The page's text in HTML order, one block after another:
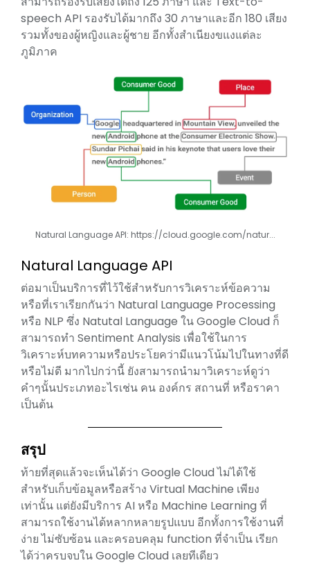
speech API รองรับได้มากถึง 30 ภาษาและอีก 180 เสียง
รวมทั้งของผู้หญิงและผู้ชาย อีกทั้งสำเนียงขแงแต่ละ
ภูมิภาค
Natural Language API: https://cloud.google.com/natur...
Natural Language API
ต่อมาเป็นบริการที่ไว้ใช้สำหรับการวิเคราะห์ข้อความ
หรือที่เราเรียกกันว่า Natural Language Processing
หรือ NLP ซึ่ง Natutal Language ใน Google Cloud ก็
สามารถทำ Sentiment Analysis เพื่อใช้ในการ
วิเคราะห์บทความหรือประโยคว่ามีแนวโน้มไปในทางที่ดี
หรือไม่ดี มากไปกว่านี้ ยังสามารถนำมาวิเคราะห์ดูว่า
คำๆนั้นประเภทอะไรเช่น คน องค์กร สถานที่ หรือราคา
เป็นต้น
สรุป
ท้ายที่สุดแล้วจะเห็นได้ว่า Google Cloud ไม่ได้ใช้
สำหรับเก็บข้อมูลหรือสร้าง Virtual Machine เพียง
เท่านั้น แต่ยังมีบริการ AI หรือ Machine Learning ที่
สามารถใช้งานได้หลากหลายรูปแบบ อีกทั้งการใช้งานที่
ง่าย ไม่ซับซ้อน และครอบคลุม function ที่จำเป็น เรียก
ได้ว่าครบจบใน Google Cloud เลยทีเดียว